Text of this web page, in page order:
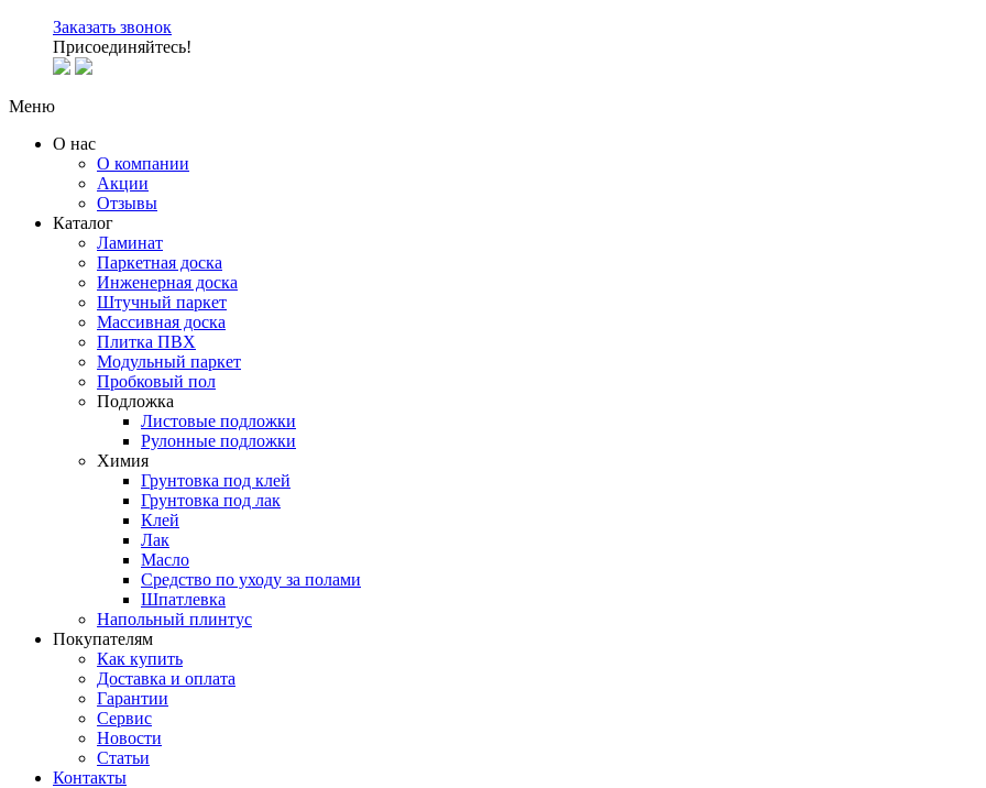
Заказать звонок
Присоединяйтесь!
Меню
О нас
О компании
Акции
Отзывы
Каталог
Ламинат
Паркетная доска
Инженерная доска
Штучный паркет
Массивная доска
Плитка ПВХ
Модульный паркет
Пробковый пол
Подложка
Листовые подложки
Рулонные подложки
Химия
Грунтовка под клей
Грунтовка под лак
Клей
Лак
Масло
Средство по уходу за полами
Шпатлевка
Напольный плинтус
Покупателям
Как купить
Доставка и оплата
Гарантии
Сервис
Новости
Статьи
Контакты